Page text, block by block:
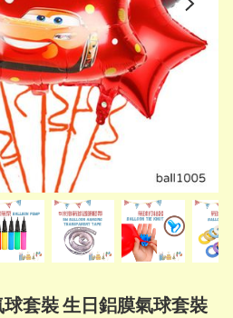
套裝 生日鋁膜氣球套裝